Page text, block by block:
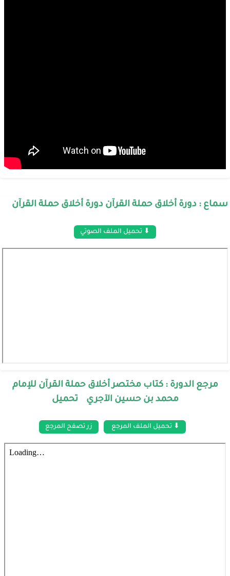
سماع : دورة أخلاق حملة القرآن دورة أخلاق حملة القرآن
⬇ تحميل الملف الصوتي
مرجع الدورة : كتاب مختصر أخلاق حملة القرآن للإمام
محمد بن حسين الآجري تحميل
⬇ تحميل الملف المرجع زر تصفح المرجع